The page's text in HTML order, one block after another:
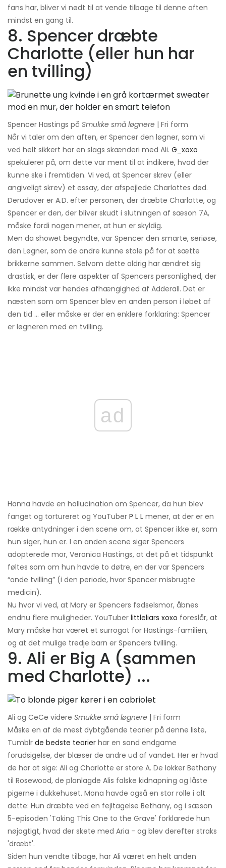
fans har, bliver vi nødt til at vende tilbage til denne aften
mindst en gang til.
8. Spencer dræbte
Charlotte (eller hun har
en tvilling)
Spencer Hastings på Smukke små løgnere | Fri form
Når vi taler om den aften, er Spencer den løgner, som vi
ved helt sikkert har en slags skænderi med Ali. G_xoxo
spekulerer på, om dette var ment til at indikere, hvad der
kunne ske i fremtiden. Vi ved, at Spencer skrev (eller
angiveligt skrev) et essay, der afspejlede Charlottes død.
Derudover er A.D. efter personen, der dræbte Charlotte, og
Spencer er den, der bliver skudt i slutningen af ​​sæson 7A,
måske fordi nogen mener, at hun er skyldig.
Men da showet begyndte, var Spencer den smarte, seriøse,
den Løgner, som de andre kunne stole på for at sætte
brikkerne sammen. Selvom dette aldrig har ændret sig
drastisk, er der flere aspekter af Spencers personlighed, der
ikke mindst var hendes afhængighed af Adderall. Det er
næsten som om Spencer blev en anden person i løbet af
den tid ... eller måske er der en enklere forklaring: Spencer
er løgneren med en tvilling.
ad
Hanna havde en hallucination om Spencer, da hun blev
fanget og tortureret og YouTuber P L L mener, at der er en
række antydninger i den scene om, at Spencer ikke er, som
hun siger, hun er. I en anden scene siger Spencers
adopterede mor, Veronica Hastings, at det på et tidspunkt
føltes som om hun havde to døtre, en der var Spencers
“onde tvilling” (i den periode, hvor Spencer misbrugte
medicin).
Nu hvor vi ved, at Mary er Spencers fødselsmor, åbnes
endnu flere muligheder. YouTuber littleliars xoxo foreslår, at
Mary måske har været et surrogat for Hastings-familien,
og at det mulige tredje barn er Spencers tvilling.
9. Ali er Big A (sammen
med Charlotte) ...
Ali og CeCe videre Smukke små løgnere | Fri form
Måske en af ​​de mest dybtgående teorier på denne liste,
Tumblr de bedste teorier har en sand endgame
forudsigelse, der blæser de andre ud af vandet. Her er hvad
de har at sige: Ali og Charlotte er store A. De lokker Bethany
til Rosewood, de planlagde Alis falske kidnapning og låste
pigerne i dukkehuset. Mona havde også en stor rolle i alt
dette: Hun dræbte ved en fejltagelse Bethany, og i sæson
5-episoden 'Taking This One to the Grave' forklarede hun
nøjagtigt, hvad der skete med Aria - og blev derefter straks
'dræbt'.
Siden hun vendte tilbage, har Ali været en helt anden